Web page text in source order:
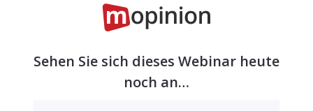
Sehen Sie sich dieses Webinar heute
noch an…